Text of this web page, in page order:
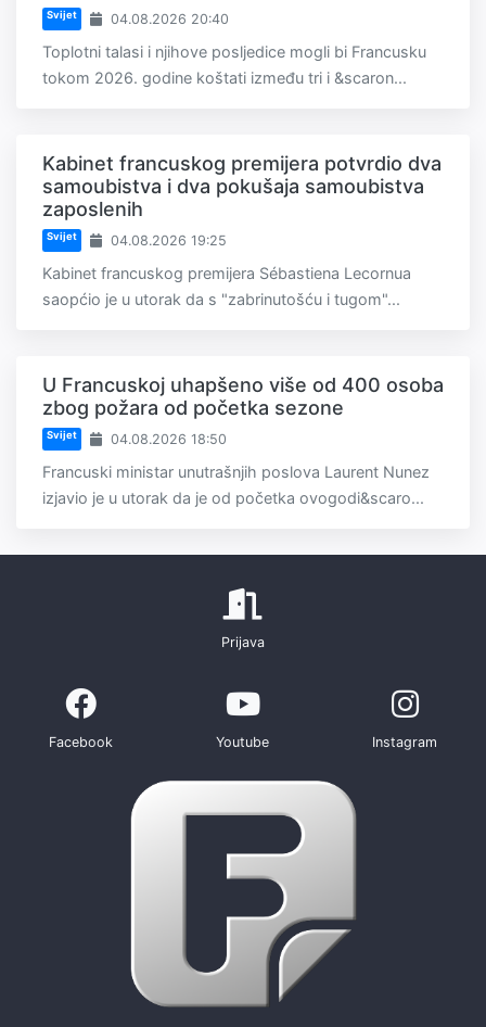
Svijet 04.08.2026 20:40
Toplotni talasi i njihove posljedice mogli bi Francusku
tokom 2026. godine koštati između tri i &scaron...
Kabinet francuskog premijera potvrdio dva
samoubistva i dva pokušaja samoubistva
zaposlenih
Svijet 04.08.2026 19:25
Kabinet francuskog premijera Sébastiena Lecornua
saopćio je u utorak da s "zabrinutošću i tugom"...
U Francuskoj uhapšeno više od 400 osoba
zbog požara od početka sezone
Svijet 04.08.2026 18:50
Francuski ministar unutrašnjih poslova Laurent Nunez
izjavio je u utorak da je od početka ovogodi&scaro...
Prijava
Facebook Youtube Instagram